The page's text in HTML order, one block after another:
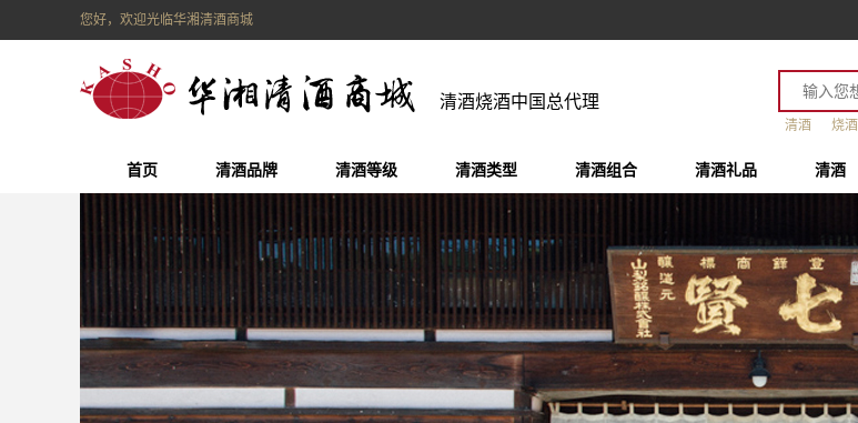
您好，欢迎光临华湘清酒商城
清酒烧酒中国总代理
清酒 烧酒
首页 清酒品牌 清酒等级 清酒类型 清酒组合 清酒礼品 清酒